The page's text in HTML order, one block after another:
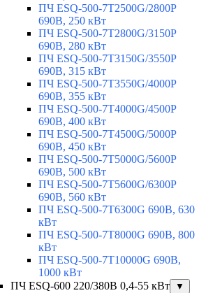
ПЧ ESQ-500-7T2500G/2800P
690В, 250 кВт
ПЧ ESQ-500-7T2800G/3150P
690В, 280 кВт
ПЧ ESQ-500-7T3150G/3550P
690В, 315 кВт
ПЧ ESQ-500-7T3550G/4000P
690В, 355 кВт
ПЧ ESQ-500-7T4000G/4500P
690В, 400 кВт
ПЧ ESQ-500-7T4500G/5000P
690В, 450 кВт
ПЧ ESQ-500-7T5000G/5600P
690В, 500 кВт
ПЧ ESQ-500-7T5600G/6300P
690В, 560 кВт
ПЧ ESQ-500-7T6300G 690В, 630
кВт
ПЧ ESQ-500-7T8000G 690В, 800
кВт
ПЧ ESQ-500-7T10000G 690В,
1000 кВт
ПЧ ESQ-600 220/380В 0,4-55 кВт
▼